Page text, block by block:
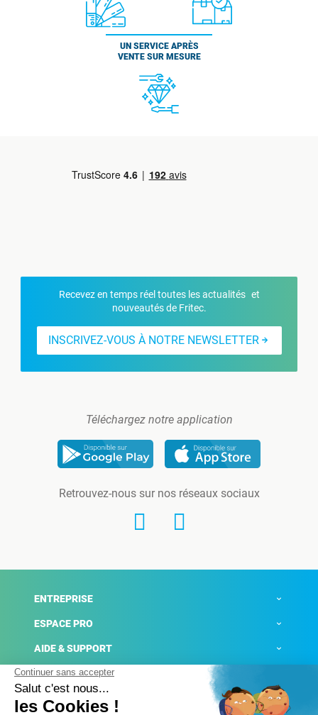
UN SERVICE APRÈS
VENTE SUR MESURE
Recevez en temps réel toutes les actualités et
nouveautés de Fritec.
INSCRIVEZ-VOUS À NOTRE NEWSLETTER
Téléchargez notre application
Retrouvez-nous sur nos réseaux sociaux
ENTREPRISE
ESPACE PRO
AIDE & SUPPORT
ACTUALITÉS